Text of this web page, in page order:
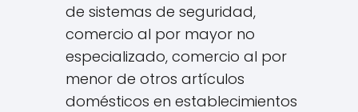
de sistemas de seguridad,
comercio al por mayor no
especializado, comercio al por
menor de otros artículos
domésticos en establecimientos